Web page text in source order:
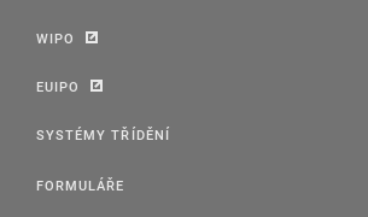
WIPO
EUIPO
SYSTÉMY TŘÍDĚNÍ
FORMULÁŘE